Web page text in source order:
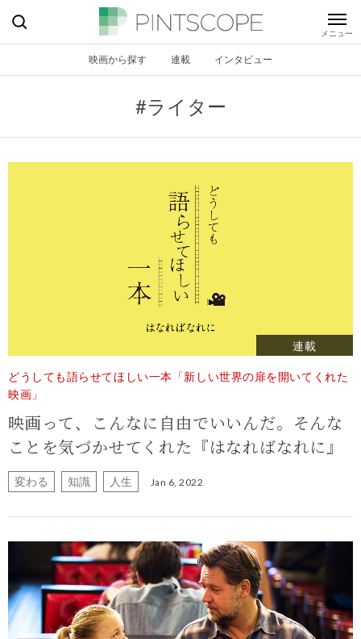
映画から探す 連載 インタビュー
#ライター
連載
どうしても語らせてほしい一本「新しい世界の扉を開いてくれた
映画」
映画って、こんなに自由でいいんだ。そんな
ことを気づかせてくれた『はなればなれに』
変わる 知識 人生 Jan 6, 2022